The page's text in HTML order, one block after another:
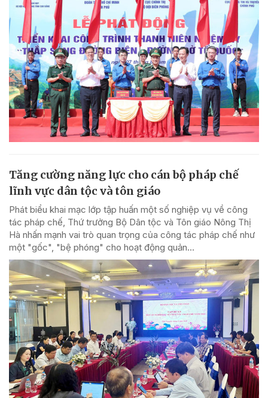
Tăng cường năng lực cho cán bộ pháp chế
lĩnh vực dân tộc và tôn giáo
Phát biểu khai mạc lớp tập huấn một số nghiệp vụ về công
tác pháp chế, Thứ trưởng Bộ Dân tộc và Tôn giáo Nông Thị
Hà nhấn mạnh vai trò quan trọng của công tác pháp chế như
một "gốc", "bệ phóng" cho hoạt động quản...